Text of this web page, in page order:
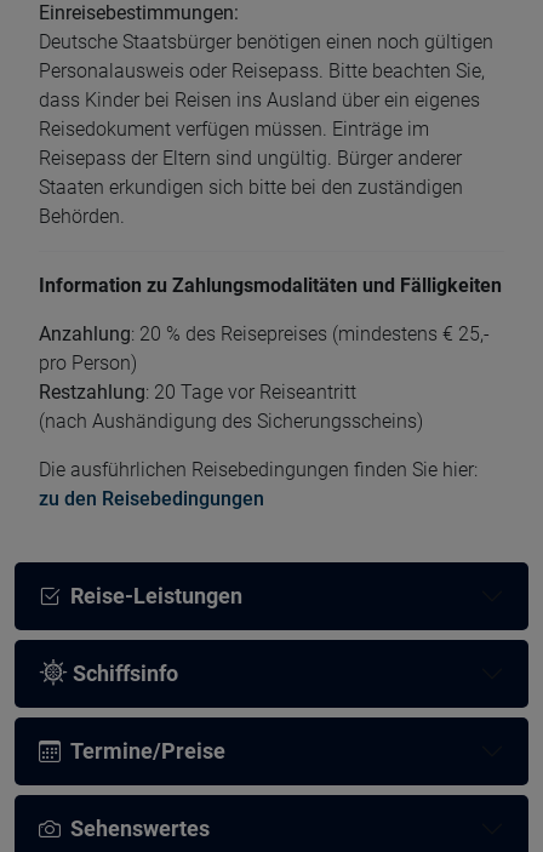
Einreisebestimmungen:
Deutsche Staatsbürger benötigen einen noch gültigen
Personalausweis oder Reisepass. Bitte beachten Sie,
dass Kinder bei Reisen ins Ausland über ein eigenes
Reisedokument verfügen müssen. Einträge im
Reisepass der Eltern sind ungültig. Bürger anderer
Staaten erkundigen sich bitte bei den zuständigen
Behörden.
Information zu Zahlungsmodalitäten und Fälligkeiten
Anzahlung: 20 % des Reisepreises (mindestens € 25,-
pro Person)
Restzahlung: 20 Tage vor Reiseantritt
(nach Aushändigung des Sicherungsscheins)
Die ausführlichen Reisebedingungen finden Sie hier:
zu den Reisebedingungen
Reise-Leistungen
Schiffsinfo
Termine/Preise
Sehenswertes